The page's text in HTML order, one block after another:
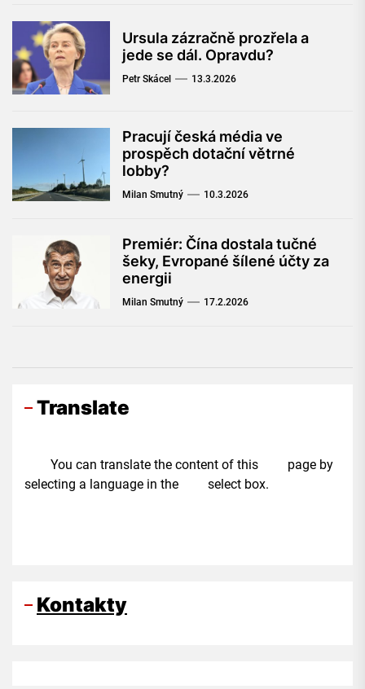
Ursula zázračně prozřela a
jede se dál. Opravdu?
Petr Skácel 13.3.2026
Pracují česká média ve
prospěch dotační větrné
lobby?
Milan Smutný 10.3.2026
Premiér: Čína dostala tučné
šeky, Evropané šílené účty za
energii
Milan Smutný 17.2.2026
Translate
You can translate the content of this page by
selecting a language in the select box.
Kontakty